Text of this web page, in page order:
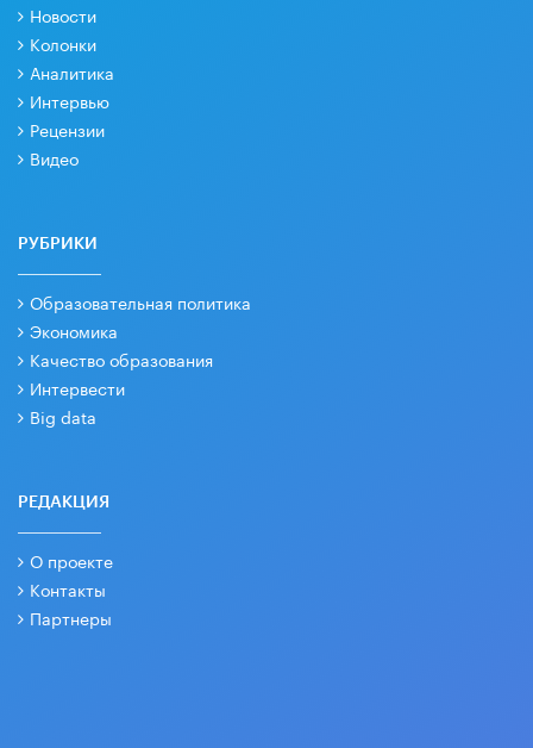
Новости
Колонки
Аналитика
Интервью
Рецензии
Видео
РУБРИКИ
Образовательная политика
Экономика
Качество образования
Интервести
Big data
РЕДАКЦИЯ
О проекте
Контакты
Партнеры